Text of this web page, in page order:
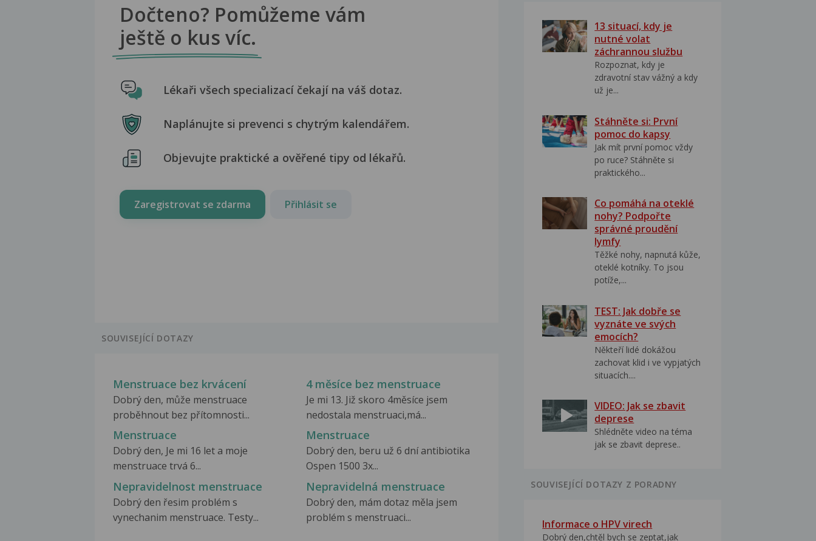
Dočteno? Pomůžeme vám
ještě o kus víc.
Lékaři všech specializací čekají na váš dotaz.
Naplánujte si prevenci s chytrým kalendářem.
Objevujte praktické a ověřené tipy od lékařů.
Zaregistrovat se zdarma Přihlásit se
SOUVISEJÍCÍ DOTAZY
Menstruace bez krvácení
Dobrý den, může menstruace
proběhnout bez přítomnosti...
4 měsíce bez menstruace
Je mi 13. Již skoro 4měsíce jsem
nedostala menstruaci,má...
Menstruace
Dobrý den, Je mi 16 let a moje
menstruace trvá 6...
Menstruace
Dobrý den, beru už 6 dní antibiotika
Ospen 1500 3x...
Nepravidelnost menstruace
Dobrý den řesim problém s
vynechanim menstruace. Testy...
Nepravidelná menstruace
Dobrý den, mám dotaz měla jsem
problém s menstruaci...
13 situací, kdy je
nutné volat
záchrannou službu
Rozpoznat, kdy je
zdravotní stav vážný a kdy
už je...
Stáhněte si: První
pomoc do kapsy
Jak mít první pomoc vždy
po ruce? Stáhněte si
praktického...
Co pomáhá na oteklé
nohy? Podpořte
správné proudění
lymfy
Těžké nohy, napnutá kůže,
oteklé kotníky. To jsou
potíže,...
TEST: Jak dobře se
vyznáte ve svých
emocích?
Někteří lidé dokážou
zachovat klid i ve vypjatých
situacích....
VIDEO: Jak se zbavit
deprese
Shlédněte video na téma
jak se zbavit deprese..
SOUVISEJÍCÍ DOTAZY Z PORADNY
Informace o HPV virech
Dobrý den,chtěl bych se zeptat,jak